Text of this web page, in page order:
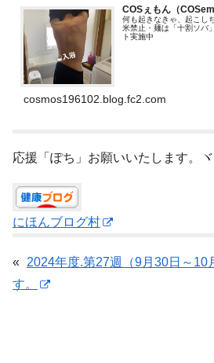
COSぇもん（
何も起きなきゃ、起こ
米禁止・麺は「十割ソバ
ト実施中
cosmos196102.blog.fc2.com
応援「ぽち」お願いいたします。
にほんブログ村
«
2024年度.第27週（9月30日～10
す。